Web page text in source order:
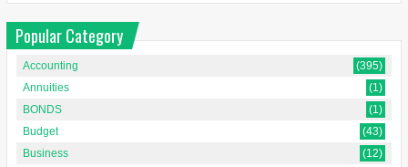
Popular Category
Accounting
(395)
Annuities
(1)
BONDS
(1)
Budget
(43)
Business
(12)